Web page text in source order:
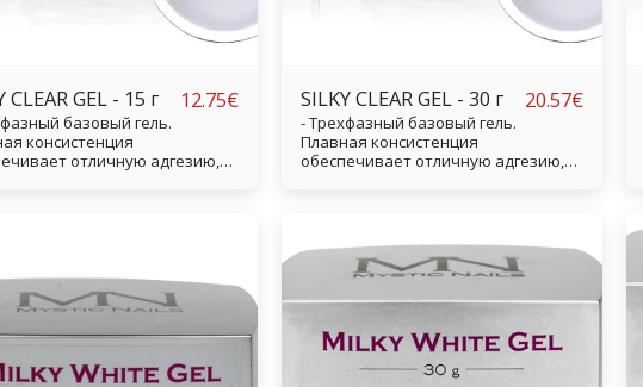
CLEAR GEL - 15 г 12.75€
базовый гель.
консистенция
отличную адгезию,
быстро.
SILKY CLEAR GEL - 30 г 20.57€
- Трехфазный базовый гель.
Плавная консистенция
обеспечивает отличную адгезию,
прозрачность. - Отверждается
очень быстро.